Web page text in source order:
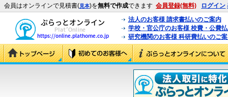
会員はオンラインで見積書(見本)を無料で作成できます 会員登録(無料) ログイン
法人のお客様 請求書払いのご案内
学校・官公庁のお客様 校費・公費
研究機関のお客様 科研費払いのご